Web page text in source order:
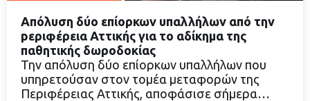
ΔΙΑΒΑΣΤΕ ΠΕΡΙΣΣΟΤΕΡΑ
Απόλυση δύο επίορκων υπαλλήλων από την
pεριφέρεια Αττικής για το αδίκημα της
παθητικής δωροδοκίας
Την απόλυση δύο επίορκων υπαλλήλων που
υπηρετούσαν στον τομέα μεταφορών της
Περιφέρειας Αττικής, αποφάσισε σήμερα…